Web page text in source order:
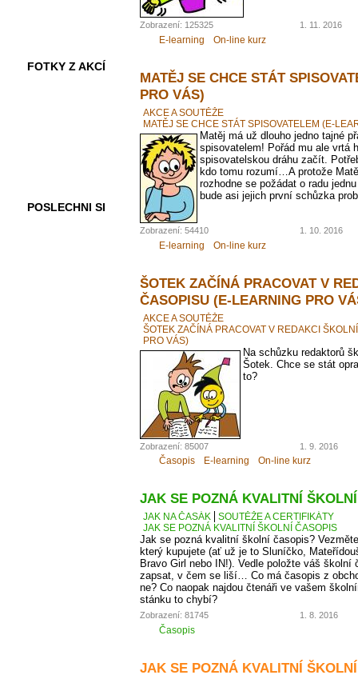
FOTKY Z AKCÍ
POSLECHNI SI
Zobrazení: 125325 1. 11. 2016
E-learning On-line kurz
MATĚJ SE CHCE STÁT
PRO VÁS)
AKCE A SOUTĚŽE
MATĚJ SE CHCE STÁT SPISOVATELEM (E-
Matěj má už dlouho jedno tajné
spisovatelem! Pořád mu ale vrtá
spisovatelskou dráhu začít.
kdo tomu rozumí…A protože
rozhodne se požádat o radu
bude asi jejich první schůzka
Zobrazení: 54410 1. 10. 2016
E-learning On-line kurz
ŠOTEK ZAČÍNÁ PRACOVAT V
ČASOPISU (E-LEARNING PRO
AKCE A SOUTĚŽE
ŠOTEK ZAČÍNÁ PRACOVAT V REDAKCI
PRO VÁS)
Na schůzku redaktorů
Šotek. Chce se stát
to?
Zobrazení: 85007 1. 9. 2016
Časopis E-learning On-line kurz
JAK SE POZNÁ KVALITNÍ
JAK NA ČASÁK
SOUTĚŽE A CERTIFIKÁTY
JAK SE POZNÁ KVALITNÍ ŠKOLNÍ ČASOPIS
Jak se pozná kvalitní školní časopis?
který kupujete (ať už je to Sluníčko,
Bravo Girl nebo IN!). Vedle položte váš
zapsat, v čem se liší… Co má časopis z
ne? Co naopak najdou čtenáři ve vašem
stánku to chybí?
Zobrazení: 81745 1. 8. 2016
Časopis
JAK SE POZNÁ KVALITNÍ